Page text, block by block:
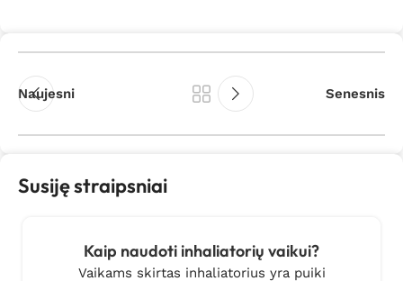
Naujesni Senesnis
Susiję straipsniai
Kaip naudoti inhaliatorių vaikui?
Vaikams skirtas inhaliatorius yra puiki